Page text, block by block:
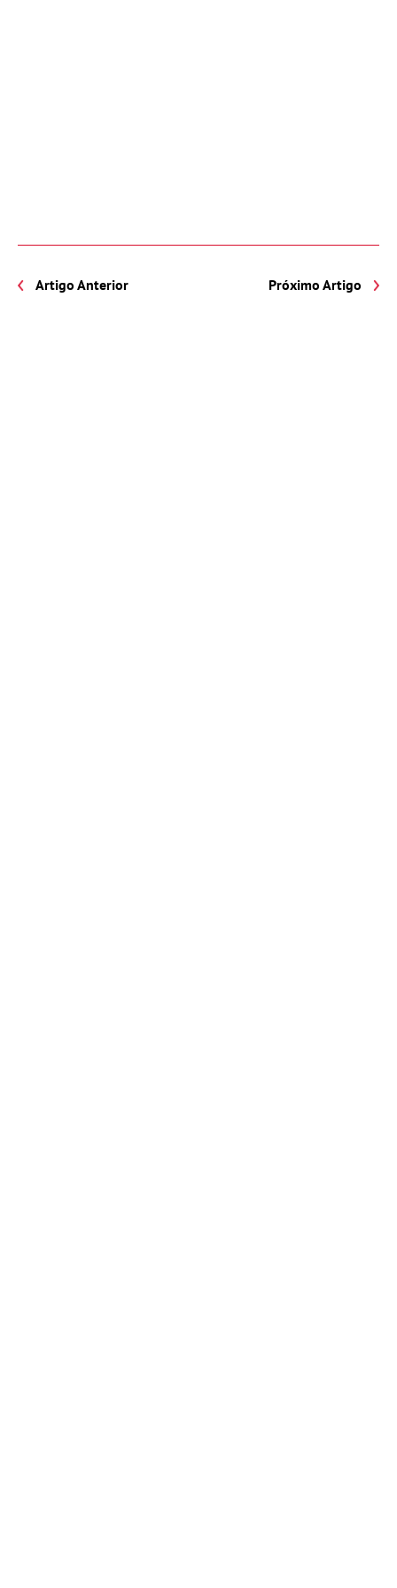
Artigo Anterior Próximo Artigo